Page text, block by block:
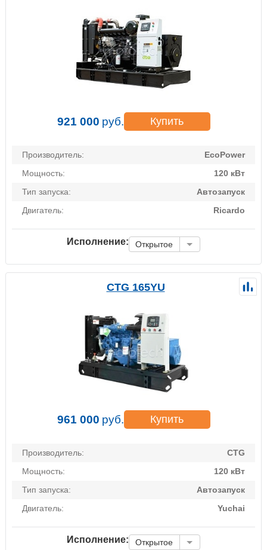
921 000 руб. Купить
Производитель:
EcoPower
Мощность:
120 кВт
Тип запуска:
Автозапуск
Двигатель:
Ricardo
Исполнение: Открытое
CTG 165YU
961 000 руб. Купить
Производитель:
CTG
Мощность:
120 кВт
Тип запуска:
Автозапуск
Двигатель:
Yuchai
Исполнение: Открытое